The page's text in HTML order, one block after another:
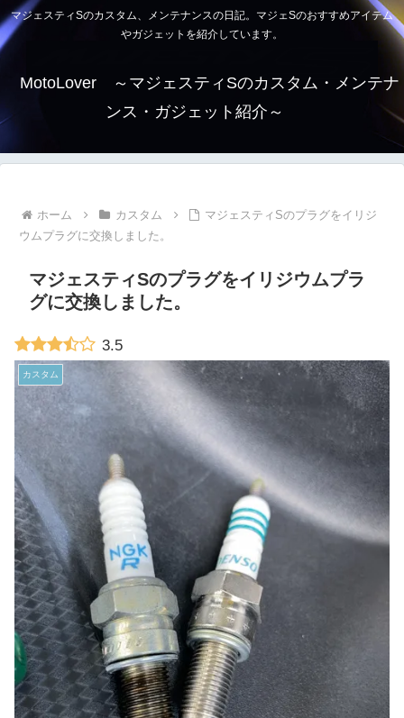
マジェスティSのカスタム、メンテナンスの日記。マジェSのおすすめアイテム
やガジェットを紹介しています。
MotoLover ～マジェスティSのカスタム・メンテナ
ンス・ガジェット紹介～
ホーム カスタム
マジェスティSのプラグをイリジ
ウムプラグに交換しました。
マジェスティSのプラグをイリジウムプラ
グに交換しました。
3.5
カスタム